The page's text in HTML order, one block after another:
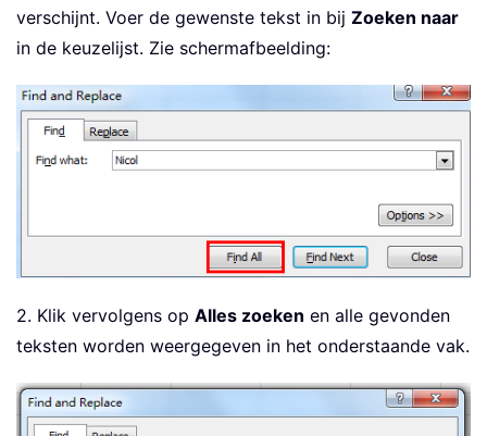
verschijnt. Voer de gewenste tekst in bij Zoeken naar
in de keuzelijst. Zie schermafbeelding:
2. Klik vervolgens op Alles zoeken en alle gevonden
teksten worden weergegeven in het onderstaande vak.